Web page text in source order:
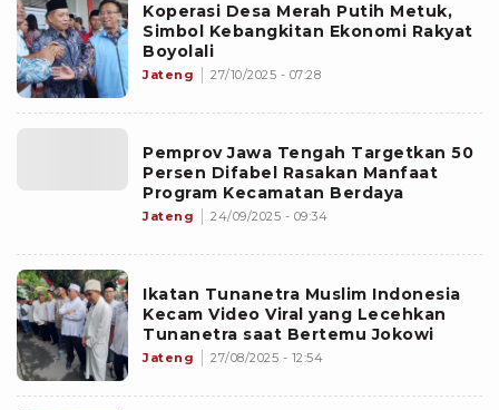
Koperasi Desa Merah Putih Metuk,
Simbol Kebangkitan Ekonomi Rakyat
Boyolali
Jateng 27/10/2025 - 07:28
Pemprov Jawa Tengah Targetkan 50
Persen Difabel Rasakan Manfaat
Program Kecamatan Berdaya
Jateng 24/09/2025 - 09:34
Ikatan Tunanetra Muslim Indonesia
Kecam Video Viral yang Lecehkan
Tunanetra saat Bertemu Jokowi
Jateng 27/08/2025 - 12:54